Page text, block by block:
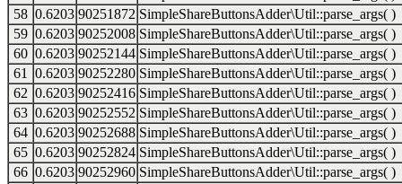
58 0.6203 90251872 SimpleShareButtonsAdder\Util::parse_args( )
59 0.6203 90252008 SimpleShareButtonsAdder\Util::parse_args( )
60 0.6203 90252144 SimpleShareButtonsAdder\Util::parse_args( )
61
0.6203 90252280 SimpleShareButtonsAdder\Util::parse_args( )
62 0.6203 90252416 SimpleShareButtonsAdder\Util::parse_args( )
63 0.6203 90252552 SimpleShareButtonsAdder\Util::parse_args( )
64 0.6203 90252688 SimpleShareButtonsAdder\Util::parse_args( )
65 0.6203 90252824 SimpleShareButtonsAdder\Util::parse_args( )
66 0.6203 90252960 SimpleShareButtonsAdder\Util::parse_args( )